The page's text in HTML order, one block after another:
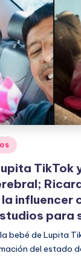
TikTok
influencer
para
bebé de Lupita
del estado